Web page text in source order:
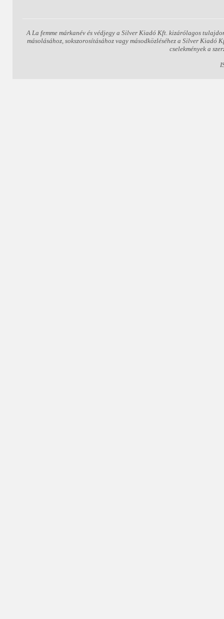
A La femme márkanév és védjegy a Silver Kiadó Kft. kizárólagos
másolásához, sokszorosításához vagy másodközléséhez a Silver
cselekmények a